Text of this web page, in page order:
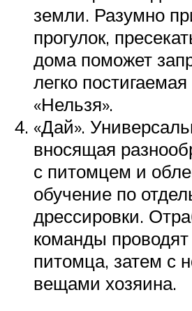
земли. Разумно
прогулок,
дома поможет
легко
«Нельзя».
«Дай».
вносящая
с питомцем и
обучение по
дрессировки.
команды
питомца, затем с
вещами хозяина.